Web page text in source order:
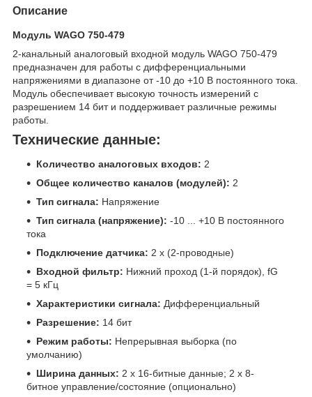
Описание
Модуль WAGO 750-479
2-канальный аналоговый входной модуль WAGO 750-479
предназначен для работы с дифференциальными
напряжениями в диапазоне от -10 до +10 В постоянного тока.
Модуль обеспечивает высокую точность измерений с
разрешением 14 бит и поддерживает различные режимы
работы.
Технические данные:
Количество аналоговых входов: 2
Общее количество каналов (модулей): 2
Тип сигнала: Напряжение
Тип сигнала (напряжение): -10 ... +10 В постоянного
тока
Подключение датчика: 2 x (2-проводные)
Входной фильтр: Нижний проход (1-й порядок), fG
= 5 кГц
Характеристики сигнала: Дифференциальный
Разрешение: 14 бит
Режим работы: Непрерывная выборка (по
умолчанию)
Ширина данных: 2 x 16-битные данные; 2 x 8-
битное управление/состояние (опционально)